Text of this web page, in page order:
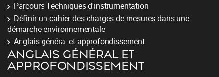
Parcours Techniques d'instrumentation
Définir un cahier des charges de mesures dans une
démarche environnementale
Anglais général et approfondissement
ANGLAIS GÉNÉRAL ET
APPROFONDISSEMENT